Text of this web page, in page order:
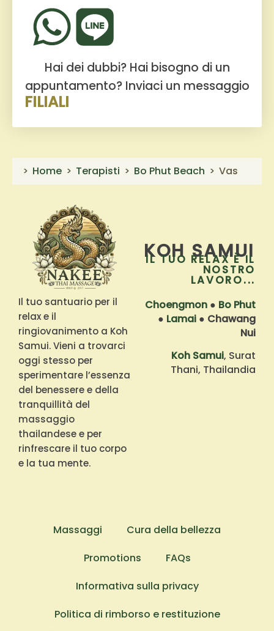
Hai dei dubbi? Hai bisogno di un
appuntamento? Inviaci un messaggio
FILIALI
Home Terapisti Bo Phut Beach Vas
Il tuo santuario per il
relax e il
ringiovanimento a Koh
Samui. Vieni a trovarci
oggi stesso per
sperimentare l’essenza
del benessere e della
tranquillità del
massaggio
thailandese e per
rinfrescare il tuo corpo
e la tua mente.
KOH SAMUI
IL TUO RELAX È IL
NOSTRO
LAVORO...
Choengmon ● Bo Phut
● Lamai ● Chawang
Nui
Koh Samui, Surat
Thani, Thailandia
Massaggi
Cura della bellezza
Promotions
FAQs
Informativa sulla privacy
Politica di rimborso e restituzione